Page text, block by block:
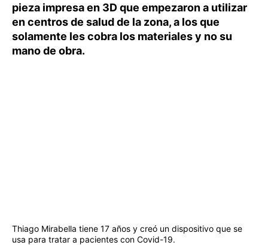
pieza impresa en 3D que empezaron a utilizar
en centros de salud de la zona, a los que
solamente les cobra los materiales y no su
mano de obra.
Thiago Mirabella tiene 17 años y creó un dispositivo que se
usa para tratar a pacientes con Covid-19.